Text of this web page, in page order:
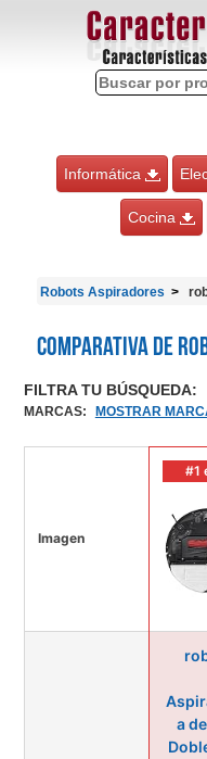
Informática
Cocina
Robots Aspiradores
Comparativa de
FILTRA TU BÚSQUEDA:
MARCAS: MOSTRAR
Imagen
#1
a